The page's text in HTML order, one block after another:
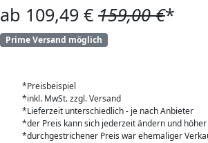
ab 109,49 € 159,00 €*
Prime Versand möglich
*Preisbeispiel
*inkl. MwSt. zzgl. Versand
*Lieferzeit unterschiedlich - je nach Anbieter
*der Preis kann sich jederzeit ändern und
*durchgestrichener Preis war ehemaliger